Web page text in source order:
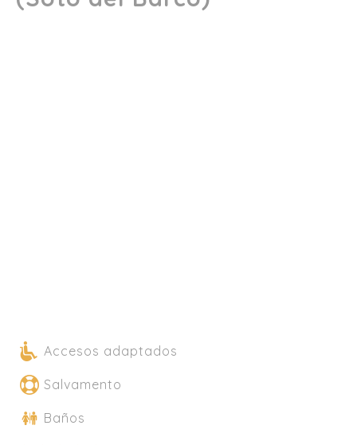
Accesos adaptados
Salvamento
Baños